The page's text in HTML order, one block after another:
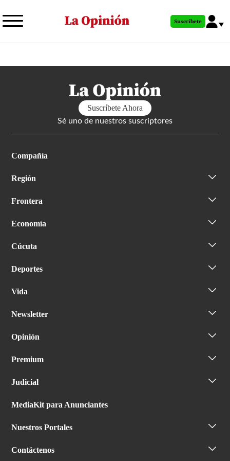
al
principal
Suscríbete
Suscríbete Ahora
Sé uno de nuestros suscriptores
Compañía
Región
Frontera
Economía
Cúcuta
Deportes
Vida
Newsletter
Opinión
Premium
Judicial
MediaKit para Anunciantes
Nuestros Portales
Contáctenos